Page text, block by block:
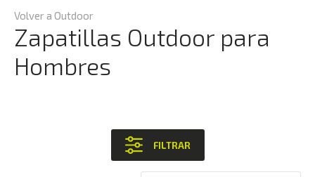
Volver a Outdoor
Zapatillas Outdoor para
Hombres
FILTRAR